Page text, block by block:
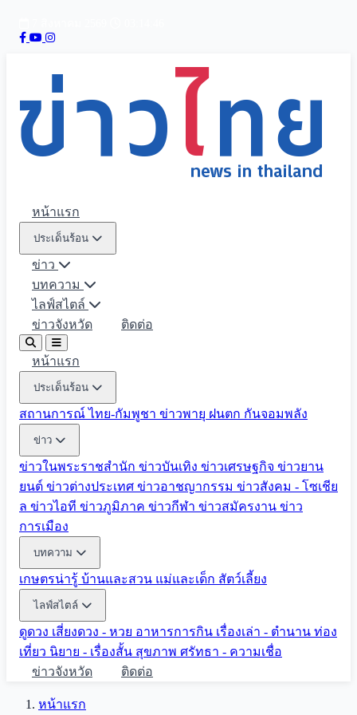
หน้าแรก
ประเด็นร้อน
ข่าว
บทความ
ไลฟ์สไตล์
ข่าวจังหวัด
ติดต่อ
หน้าแรก
ประเด็นร้อน
สถานการณ์ ไทย-กัมพูชา ข่าวพายุ ฝนตก กันจอมพลัง
ข่าว
ข่าวในพระราชสำนัก ข่าวบันเทิง ข่าวเศรษฐกิจ ข่าวยาน
ยนต์ ข่าวต่างประเทศ ข่าวอาชญากรรม ข่าวสังคม - โซเชีย
ล ข่าวไอที ข่าวภูมิภาค ข่าวกีฬา ข่าวสมัครงาน ข่าว
การเมือง
บทความ
เกษตรน่ารู้ บ้านและสวน แม่และเด็ก สัตว์เลี้ยง
ไลฟ์สไตล์
ดูดวง เสี่ยงดวง - หวย อาหารการกิน เรื่องเล่า - ตำนาน ท่อง
เที่ยว นิยาย - เรื่องสั้น สุขภาพ ศรัทธา - ความเชื่อ
ข่าวจังหวัด
ติดต่อ
หน้าแรก